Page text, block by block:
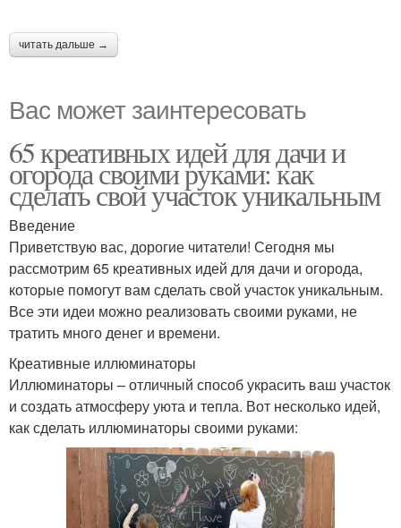
читать дальше →
Вас может заинтересовать
65 креативных идей для дачи и
огорода своими руками: как
сделать свой участок уникальным
Введение
Приветствую вас, дорогие читатели! Сегодня мы
рассмотрим 65 креативных идей для дачи и огорода,
которые помогут вам сделать свой участок уникальным.
Все эти идеи можно реализовать своими руками, не
тратить много денег и времени.
Креативные иллюминаторы
Иллюминаторы – отличный способ украсить ваш участок
и создать атмосферу уюта и тепла. Вот несколько идей,
как сделать иллюминаторы своими руками: